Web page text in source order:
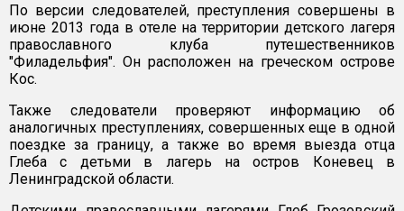
По версии следователей, преступления совершены в
июне 2013 года в отеле на территории детского лагеря
православного клуба путешественников
"Филадельфия". Он расположен на греческом острове
Кос.
Также следователи проверяют информацию об
аналогичных преступлениях, совершенных еще в одной
поездке за границу, а также во время выезда отца
Глеба с детьми в лагерь на остров Коневец в
Ленинградской области.